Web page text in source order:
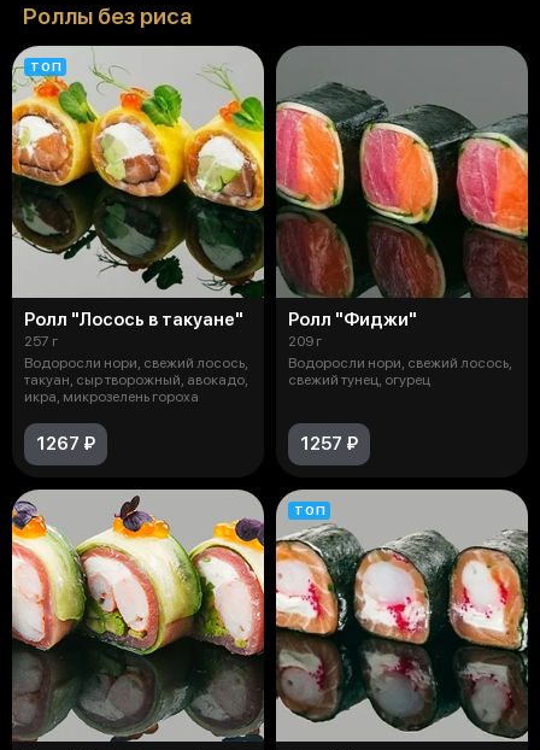
Роллы без риса
ТОП
Ролл "Лосось в такуане"
257 г
Водоросли нори, свежий лосось,
такуан, сыр творожный, авокадо,
икра, микрозелень гороха
1267 ₽
Ролл "Фиджи"
209 г
Водоросли нори, свежий лосось,
свежий тунец, огурец
1257 ₽
ТОП